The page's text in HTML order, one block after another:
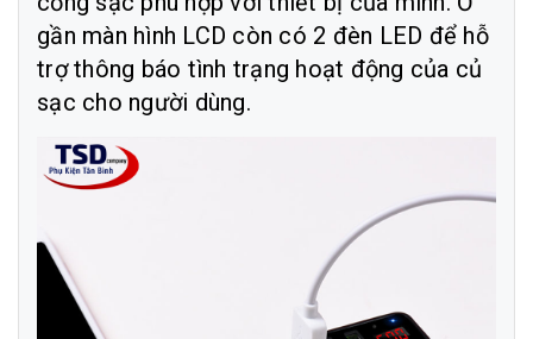
gần màn hình LCD còn có 2 đèn LED để hỗ
trợ thông báo tình trạng hoạt động của củ
sạc cho người dùng.